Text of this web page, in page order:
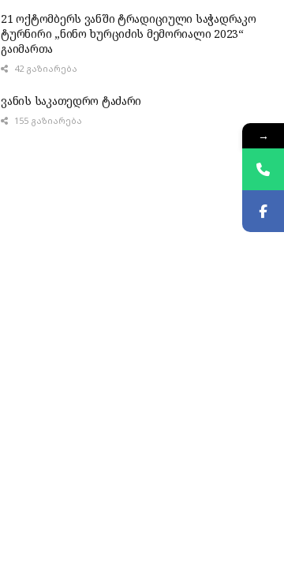
21 ოქტომბერს ვანში ტრადიციული საჭადრაკო
ტურნირი „ნინო ხურციძის მემორიალი 2023“
გაიმართა
42 ᲒᲐᲖᲘᲐᲠᲔᲑᲐ
ვანის საკათედრო ტაძარი
155 ᲒᲐᲖᲘᲐᲠᲔᲑᲐ
→